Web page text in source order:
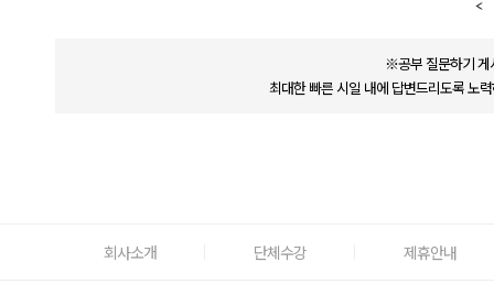
※공부 질문하기 게
최대한 빠른 시일 내에 답변드리도록 노
회사소개 단체수강 제휴안내